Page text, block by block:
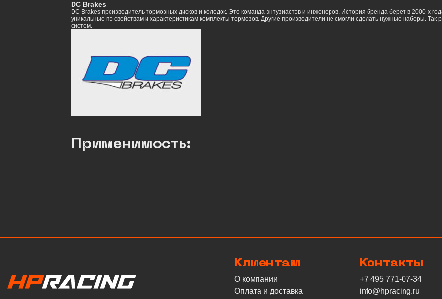
DC Brakes
DC Brakes производитель тормозных дисков и колодок. Это команда энтузиастов и инженеров. История бренда берет в 2000-х
уникальные по свойствам и характеристикам комплекты тормозов. Другие производители не смогли сделать нужные наборы.
систем.
Применимость:
Клиентам
О компании
Оплата и доставка
Контакты
+7 495 771-07-34
info@hpracing.ru